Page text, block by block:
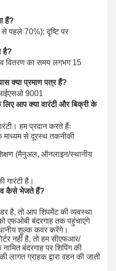
हैं?
से पहले 70%); दृष्टि पर
है?
वितरण का समय लगभग 15
क्या प्रमाण पत्र हैं?
9001
आप क्या वारंटी और बिक्री के
हम प्रदान करते हैंः
माध्यम से दूरस्थ तकनीकी
(मैनुअल, ऑनलाइन/स्थानीय
गारंटी है।
कैसे भेजते हैं?
है, तो आप शिपमेंट की व्यवस्था
एफओबी बंदरगाह तक पहुंचाएंगे
शुल्क कवर करेंगे।
नहीं है, तो हम सीएफआर/
बंदरगाह पर शिपिंग की
ग्राहक द्वारा वहन की जाती